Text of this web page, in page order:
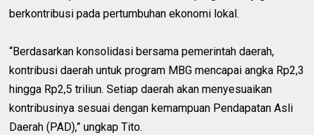
berkontribusi pada pertumbuhan ekonomi lokal.
“Berdasarkan konsolidasi bersama pemerintah daerah,
kontribusi daerah untuk program MBG mencapai angka Rp2,3
hingga Rp2,5 triliun. Setiap daerah akan menyesuaikan
kontribusinya sesuai dengan kemampuan Pendapatan Asli
Daerah (PAD),” ungkap Tito.